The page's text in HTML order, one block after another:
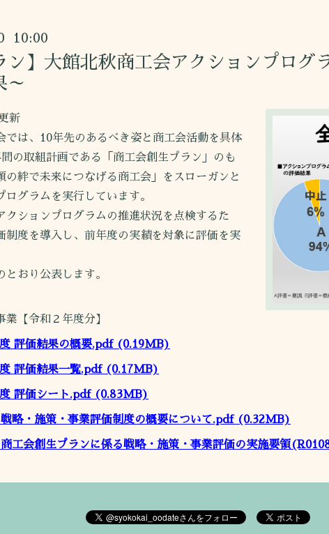
10:00
ン】大館北秋商工会アクションプロ
～
新
は、10年先のあるべき姿と商工会活動を具体
の取組計画である「商工会創生プラン」のも
の絆で未来につなげる商工会」をスローガンと
ログラムを実行しています。
ションプログラムの推進状況を点検するた
制度を導入し、前年度の実績を対象に評価を実
おり公表します。
【令和２年度分】
評価結果の概要.pdf(0.19MB)
評価結果一覧.pdf(0.17MB)
評価シート.pdf(0.83MB)
略・施策・事業評価制度の概要について.pdf(0.32MB)
工会創生プランに係る戦略・施策・事業評価の実施要領